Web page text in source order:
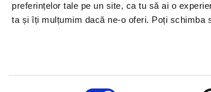
preferințelor tale pe un site, ca tu să ai o
ta și îți mulțumim dacă ne-o oferi. Poți schimba